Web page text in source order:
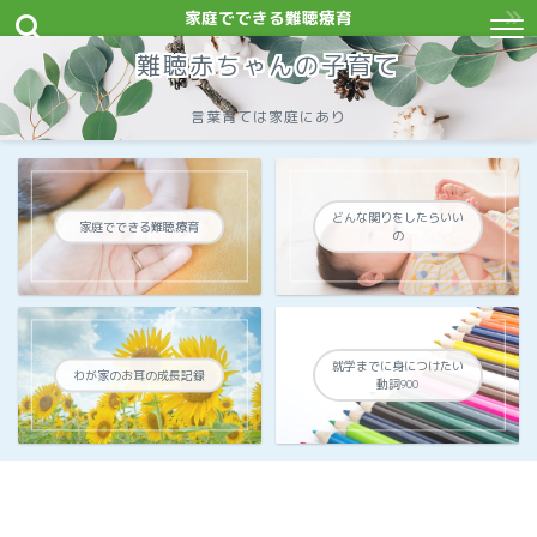
家庭でできる難聴療育
難聴赤ちゃんの子育て
言葉育ては家庭にあり
家庭でできる難聴療育
どんな関りをしたらいい
の
わが家のお耳の成長記録
就学までに身につけたい
動詞900